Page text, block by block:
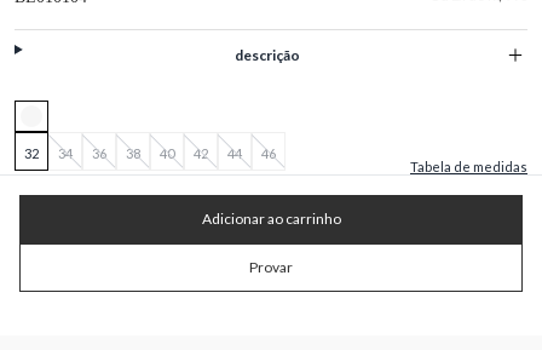
descrição
32 34 36 38 40 42 44
46
Tabela de medidas
Adicionar ao carrinho
Provar